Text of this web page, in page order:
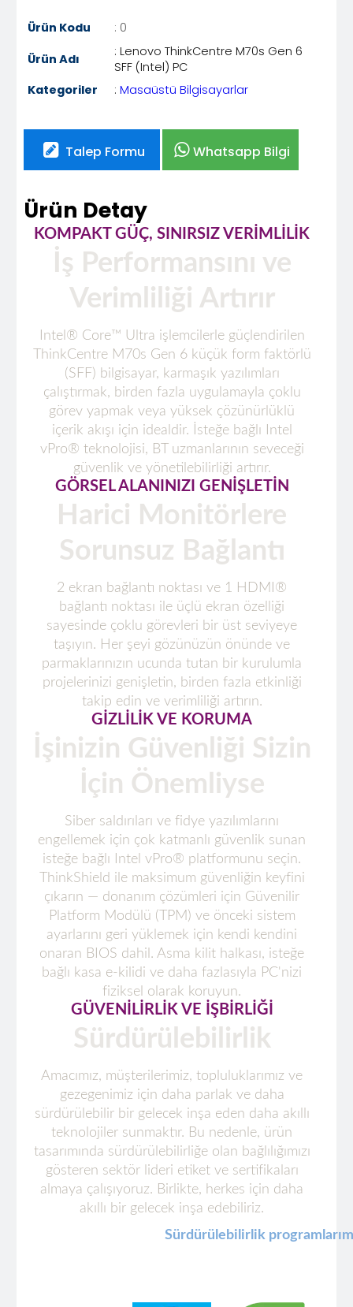
Ürün Kodu
: 0
Ürün Adı
: Lenovo ThinkCentre M70s Gen 6
SFF (Intel) PC
Kategoriler
:Masaüstü Bilgisayarlar
Talep Formu Whatsapp Bilgi
Ürün Detay
KOMPAKT GÜÇ, SINIRSIZ VERİMLİLİK
İş Performansını ve
Verimliliği Artırır
Intel® Core™ Ultra işlemcilerle güçlendirilen
ThinkCentre M70s Gen 6 küçük form faktörlü
(SFF) bilgisayar, karmaşık yazılımları
çalıştırmak, birden fazla uygulamayla çoklu
görev yapmak veya yüksek çözünürlüklü
içerik akışı için idealdir. İsteğe bağlı Intel
vPro® teknolojisi, BT uzmanlarının seveceği
güvenlik ve yönetilebilirliği artırır.
GÖRSEL ALANINIZI GENİŞLETİN
Harici Monitörlere
Sorunsuz Bağlantı
2 ekran bağlantı noktası ve 1 HDMI®
bağlantı noktası ile üçlü ekran özelliği
sayesinde çoklu görevleri bir üst seviyeye
taşıyın. Her şeyi gözünüzün önünde ve
parmaklarınızın ucunda tutan bir kurulumla
projelerinizi genişletin, birden fazla etkinliği
takip edin ve verimliliği artırın.
GİZLİLİK VE KORUMA
İşinizin Güvenliği Sizin
İçin Önemliyse
Siber saldırıları ve fidye yazılımlarını
engellemek için çok katmanlı güvenlik sunan
isteğe bağlı Intel vPro® platformunu seçin.
ThinkShield ile maksimum güvenliğin keyfini
çıkarın — donanım çözümleri için Güvenilir
Platform Modülü (TPM) ve önceki sistem
ayarlarını geri yüklemek için kendi kendini
onaran BIOS dahil. Asma kilit halkası, isteğe
bağlı kasa e-kilidi ve daha fazlasıyla PC'nizi
fiziksel olarak koruyun.
GÜVENİLİRLİK VE İŞBİRLİĞİ
Sürdürülebilirlik
Amacımız, müşterilerimiz, topluluklarımız ve
gezegenimiz için daha parlak ve daha
sürdürülebilir bir gelecek inşa eden daha akıllı
teknolojiler sunmaktır. Bu nedenle, ürün
tasarımında sürdürülebilirliğe olan bağlılığımızı
gösteren sektör lideri etiket ve sertifikaları
almaya çalışıyoruz. Birlikte, herkes için daha
akıllı bir gelecek inşa edebiliriz.
Sürdürülebilirlik